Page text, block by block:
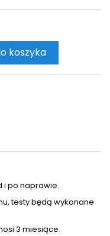
koszyka
i po naprawie.
testy będą wykonane
3 miesiące.